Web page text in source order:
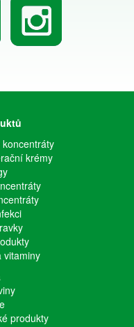
krémy
vitaminy
produkty